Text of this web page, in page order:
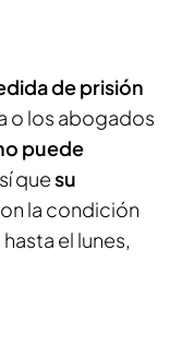
de prisión
o los abogados
puede
quesu
la condición
el lunes,